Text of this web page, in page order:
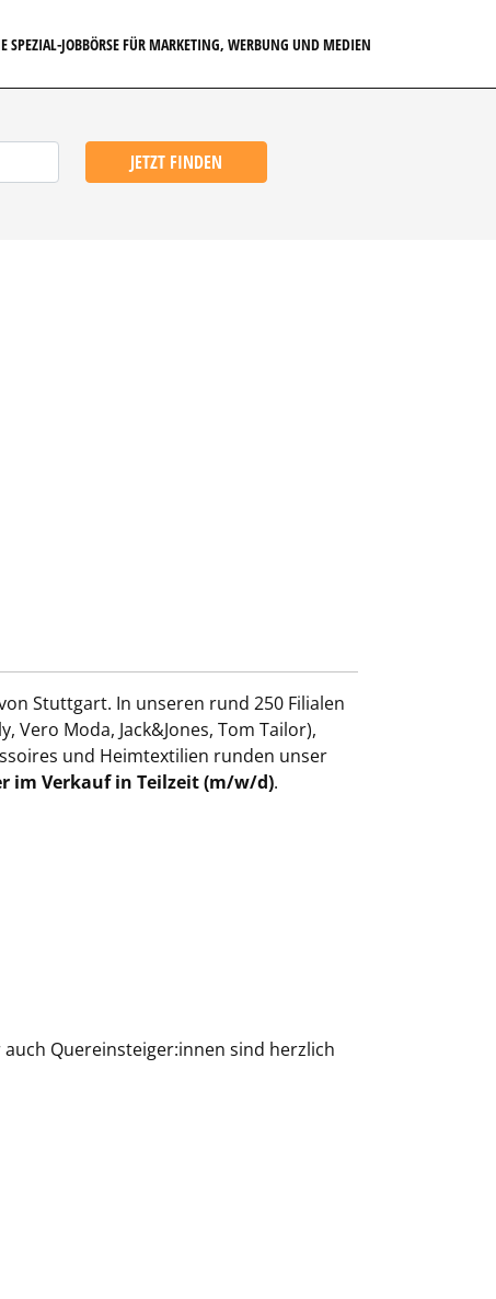
SPEZIAL-JOBBÖRSE FÜR MARKETING, WERBUNG UND MEDIEN
JETZT FINDEN
Stuttgart. In unseren rund 250 Filialen
Moda, Jack&Jones, Tom Tailor),
und Heimtextilien runden unser
im Verkauf in Teilzeit (m/w/d).
Quereinsteiger:innen sind herzlich